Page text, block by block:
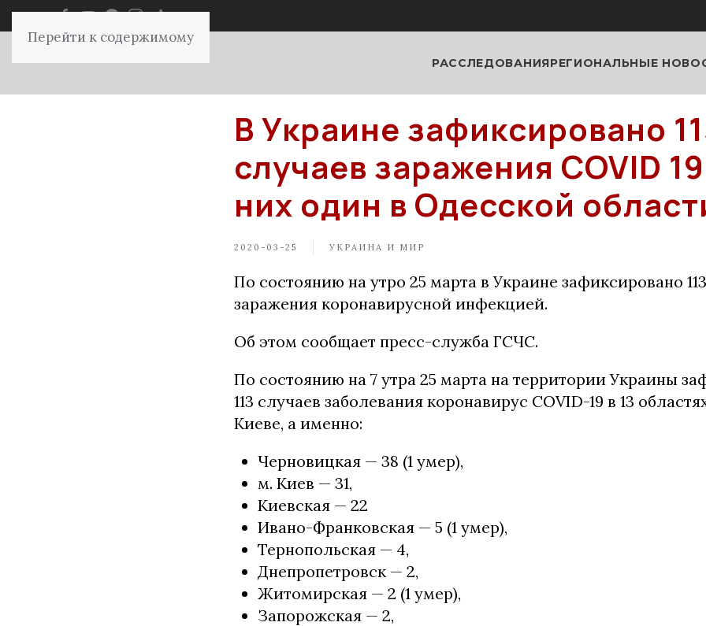
Перейти к содержимому
РАССЛЕДОВАНИЯРЕГИОНАЛЬНЫЕ
В Украине зафиксировано
случаев заражения COVID
них один в Одесской
2020-03-25 УКРАИНА И МИР
По состоянию на утро 25 марта в Украине зафиксировано
заражения коронавирусной инфекцией.
Об этом сообщает пресс-служба ГСЧС.
По состоянию на 7 утра 25 марта на территории Украины
113 случаев заболевания коронавирус COVID-19 в 13
Киеве, а именно:
Черновицкая — 38 (1 умер),
м. Киев — 31,
Киевская — 22
Ивано-Франковская — 5 (1 умер),
Тернопольская — 4,
Днепропетровск — 2,
Житомирская — 2 (1 умер),
Запорожская — 2,